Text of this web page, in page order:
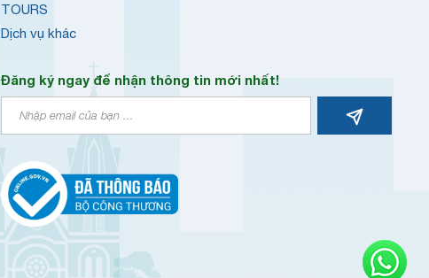
TOURS
Dịch vụ khác
Đăng ký ngay để nhận thông tin mới nhất!